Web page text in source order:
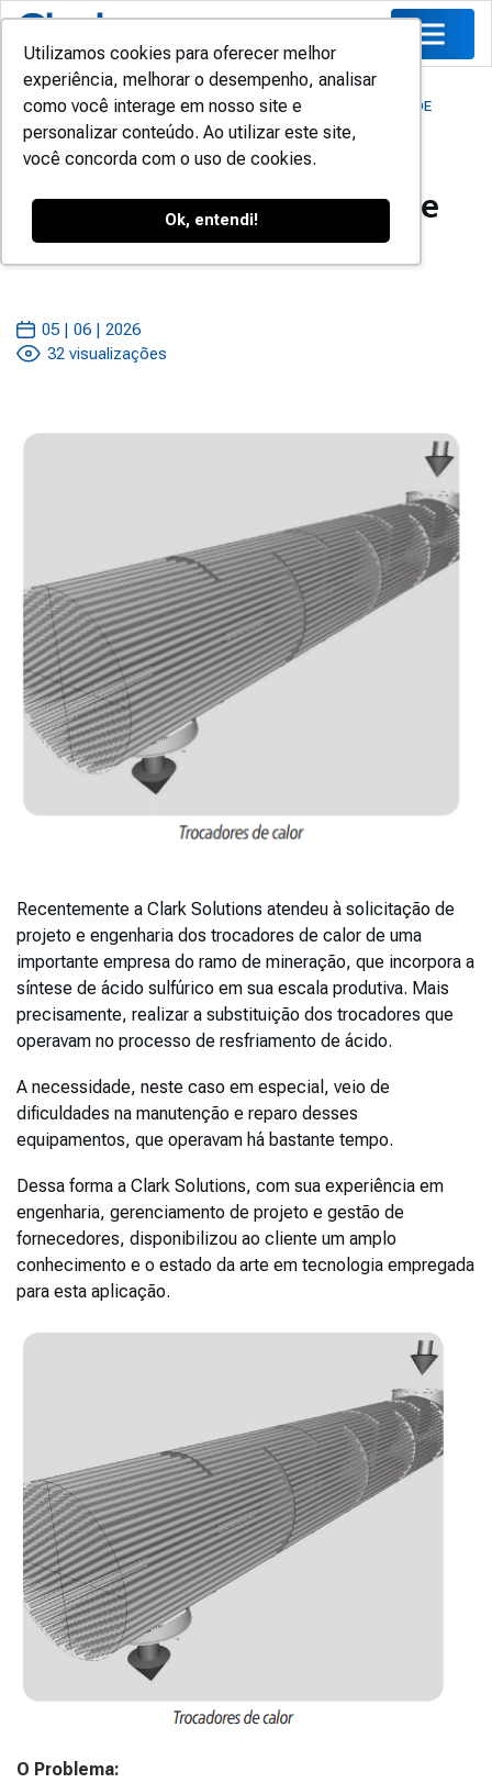
Utilizamos cookies para oferecer melhor
experiência, melhorar o desempenho, analisar
como você interage em nosso site e
personalizar conteúdo. Ao utilizar este site,
você concorda com o uso de cookies.
Ok, entendi!
HOME/BLOG /MERCADOS /SISTEMAS DE TROCADORES DE
CALOR
Sistemas de Trocadores de
Calor
05 | 06 | 2026
32 visualizações
Recentemente a Clark Solutions atendeu à solicitação de
projeto e engenharia dos trocadores de calor de uma
importante empresa do ramo de mineração, que incorpora a
síntese de ácido sulfúrico em sua escala produtiva. Mais
precisamente, realizar a substituição dos trocadores que
operavam no processo de resfriamento de ácido.
A necessidade, neste caso em especial, veio de
dificuldades na manutenção e reparo desses
equipamentos, que operavam há bastante tempo.
Dessa forma a Clark Solutions, com sua experiência em
engenharia, gerenciamento de projeto e gestão de
fornecedores, disponibilizou ao cliente um amplo
conhecimento e o estado da arte em tecnologia empregada
para esta aplicação.
O Problema: